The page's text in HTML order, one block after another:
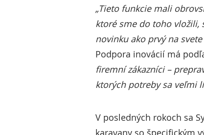
„Tieto funkcie mali
ktoré sme do toho
novinku ako prvý na
Podpora inovácií má
firemní zákazníci –
ktorých potreby sa veľmi
V posledných rokoch sa
karavany so špecifickým